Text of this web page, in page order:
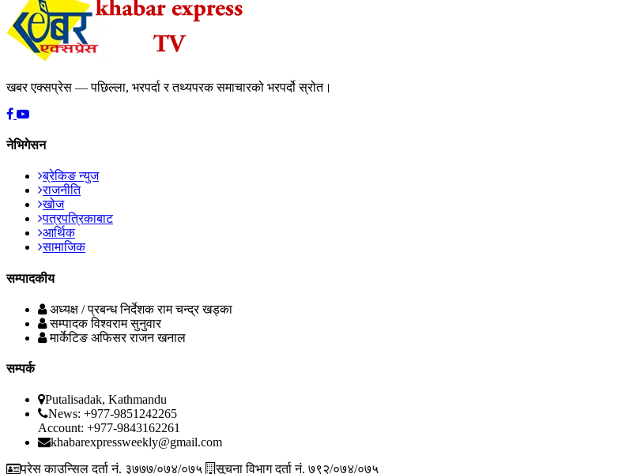
खबर एक्सप्रेस — पछिल्ला, भरपर्दा र तथ्यपरक समाचारको भरपर्दो स्रोत।
नेभिगेसन
ब्रेकिङ न्युज
राजनीति
खोज
पत्रपत्रिकाबाट
आर्थिक
सामाजिक
सम्पादकीय
अध्यक्ष / प्रबन्ध निर्देशक राम चन्द्र खड्का
सम्पादक विश्वराम सुनुवार
मार्केटिङ अफिसर राजन खनाल
सम्पर्क
Putalisadak, Kathmandu
News: +977-9851242265
Account: +977-9843162261
khabarexpressweekly@gmail.com
प्रेस काउन्सिल दर्ता नं. ३७७७/०७४/०७५
सूचना विभाग दर्ता नं. ७९२/०७४/०७५